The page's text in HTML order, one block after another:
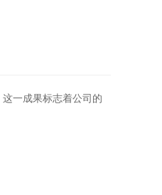
一成果标志着公司的